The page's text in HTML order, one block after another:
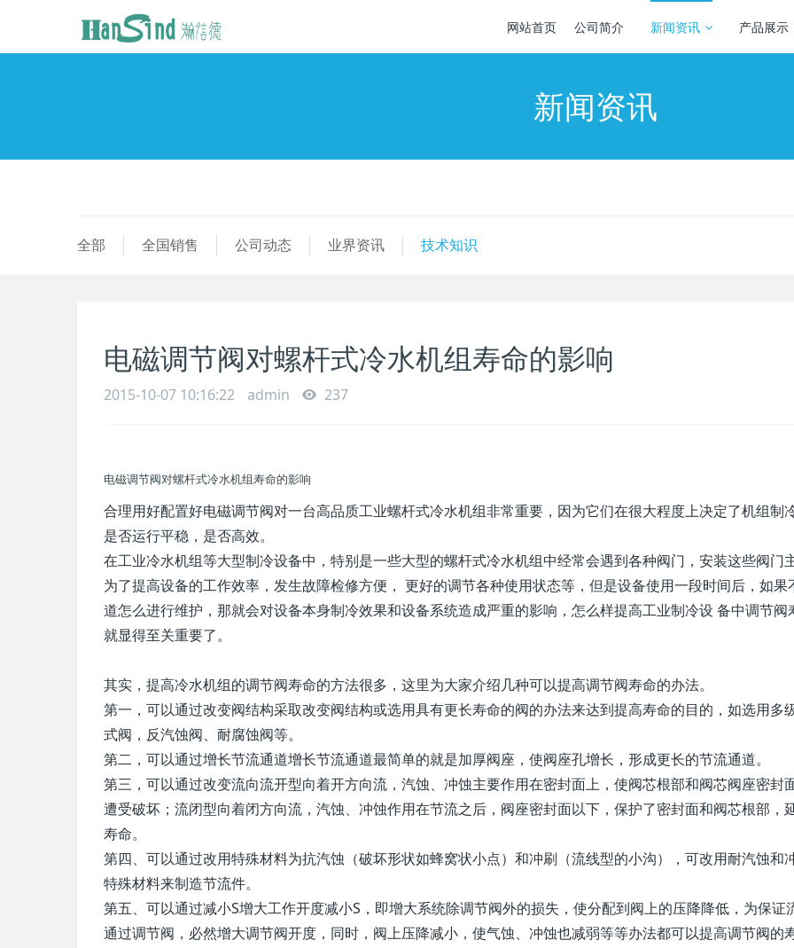
网站首页 公司简介 新闻资讯 产品展示
新闻资讯
全部 全国销售 公司动态 业界资讯 技术知识
电磁调节阀对螺杆式冷水机组寿命的影响
2015-10-07 10:16:22 admin 237
电磁调节阀对螺杆式冷水机组寿命的影响
合理用好配置好电磁调节阀对一台高品质工业螺杆式冷水机组非常重要，因为它们在很大程度上决定了机组制
是否运行平稳，是否高效。
在工业冷水机组等大型制冷设备中，特别是一些大型的螺杆式冷水机组中经常会遇到各种阀门，安装这些阀门
为了提高设备的工作效率，发生故障检修方便， 更好的调节各种使用状态等，但是设备使用一段时间后，如果
道怎么进行维护，那就会对设备本身制冷效果和设备系统造成严重的影响，怎么样提高工业制冷设 备中调节阀
就显得至关重要了。
其实，提高冷水机组的调节阀寿命的方法很多，这里为大家介绍几种可以提高调节阀寿命的办法。
第一，可以通过改变阀结构采取改变阀结构或选用具有更长寿命的阀的办法来达到提高寿命的目的，如选用多
式阀，反汽蚀阀、耐腐蚀阀等。
第二，可以通过增长节流通道增长节流通道最简单的就是加厚阀座，使阀座孔增长，形成更长的节流通道。
第三，可以通过改变流向流开型向着开方向流，汽蚀、冲蚀主要作用在密封面上，使阀芯根部和阀芯阀座密封
遭受破坏；流闭型向着闭方向流，汽蚀、冲蚀作用在节流之后，阀座密封面以下，保护了密封面和阀芯根部，
寿命。
第四、可以通过改用特殊材料为抗汽蚀（破坏形状如蜂窝状小点）和冲刷（流线型的小沟），可改用耐汽蚀和
特殊材料来制造节流件。
第五、可以通过减小S增大工作开度减小S，即增大系统除调节阀外的损失，使分配到阀上的压降降低，为保证
通过调节阀，必然增大调节阀开度，同时，阀上压降减小，使气蚀、冲蚀也减弱等等办法都可以提高调节阀的